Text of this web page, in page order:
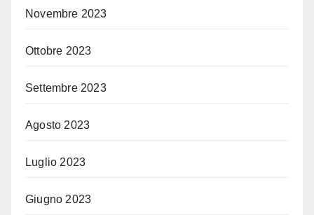
Novembre 2023
Ottobre 2023
Settembre 2023
Agosto 2023
Luglio 2023
Giugno 2023